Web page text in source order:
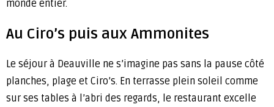
monde entier.
Au Ciro’s puis aux Ammonites
Le séjour à Deauville ne s’imagine pas sans la pause côté
planches, plage et Ciro’s. En terrasse plein soleil comme
sur ses tables à l’abri des regards, le restaurant excelle